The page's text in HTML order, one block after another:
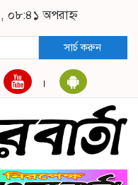
০৮:৪১ অপরাহ্ন
সার্চ করুন